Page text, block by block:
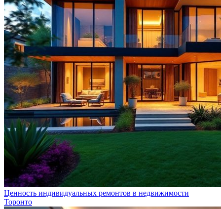
Ценность индивидуальных ремонтов в недвижимости
Торонто